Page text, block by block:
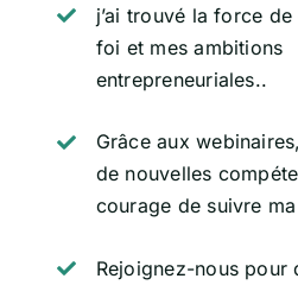
j’ai trouvé la force
foi et mes ambitions
entrepreneuriales..
Grâce aux
de nouvelles
courage de suivre
Rejoignez-nous pour